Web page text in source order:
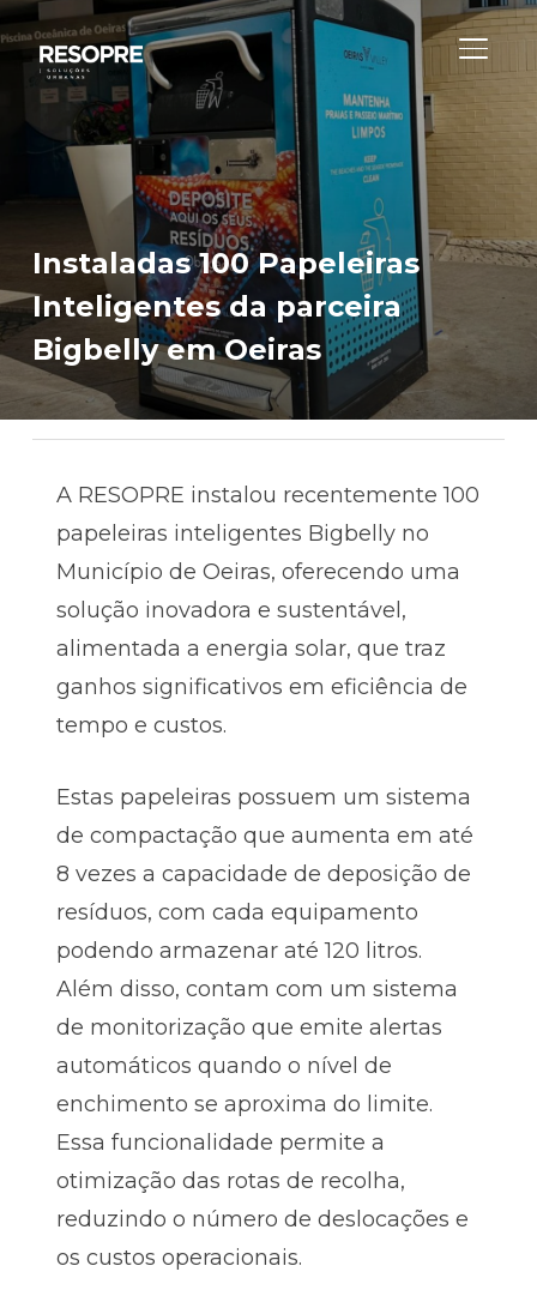
Instaladas 100 Papeleiras
Inteligentes da parceira
Bigbelly em Oeiras
A RESOPRE instalou recentemente 100
papeleiras inteligentes Bigbelly no
Município de Oeiras, oferecendo uma
solução inovadora e sustentável,
alimentada a energia solar, que traz
ganhos significativos em eficiência de
tempo e custos.
Estas papeleiras possuem um sistema
de compactação que aumenta em até
8 vezes a capacidade de deposição de
resíduos, com cada equipamento
podendo armazenar até 120 litros.
Além disso, contam com um sistema
de monitorização que emite alertas
automáticos quando o nível de
enchimento se aproxima do limite.
Essa funcionalidade permite a
otimização das rotas de recolha,
reduzindo o número de deslocações e
os custos operacionais.